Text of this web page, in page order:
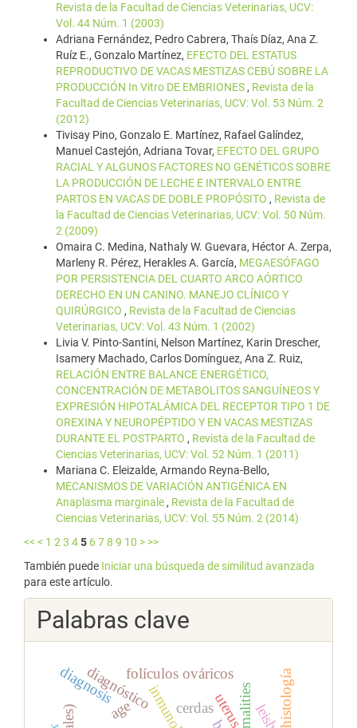
Revista de la Facultad de Ciencias Veterinarias, UCV:
Vol. 44 Núm. 1 (2003)
Adriana Fernández, Pedro Cabrera, Thaís Díaz, Ana Z.
Ruíz E., Gonzalo Martínez, EFECTO DEL ESTATUS
REPRODUCTIVO DE VACAS MESTIZAS CEBÚ SOBRE LA
PRODUCCIÓN In Vitro DE EMBRIONES, Revista de la
Facultad de Ciencias Veterinarias, UCV: Vol. 53 Núm. 2
(2012)
Tivisay Pino, Gonzalo E. Martínez, Rafael Galíndez,
Manuel Castejón, Adriana Tovar, EFECTO DEL GRUPO
RACIAL Y ALGUNOS FACTORES NO GENÉTICOS SOBRE
LA PRODUCCIÓN DE LECHE E INTERVALO ENTRE
PARTOS EN VACAS DE DOBLE PROPÓSITO , Revista de
la Facultad de Ciencias Veterinarias, UCV: Vol. 50 Núm.
2 (2009)
Omaira C. Medina, Nathaly W. Guevara, Héctor A. Zerpa,
Marleny R. Pérez, Herakles A. García, MEGAESÓFAGO
POR PERSISTENCIA DEL CUARTO ARCO AÓRTICO
DERECHO EN UN CANINO. MANEJO CLÍNICO Y
QUIRÚRGICO , Revista de la Facultad de Ciencias
Veterinarias, UCV: Vol. 43 Núm. 1 (2002)
Livia V. Pinto-Santini, Nelson Martínez, Karin Drescher,
Isamery Machado, Carlos Domínguez, Ana Z. Ruiz,
RELACIÓN ENTRE BALANCE ENERGÉTICO,
CONCENTRACIÓN DE METABOLITOS SANGUÍNEOS Y
EXPRESIÓN HIPOTALÁMICA DEL RECEPTOR TIPO 1 DE
OREXINA Y NEUROPÉPTIDO Y EN VACAS MESTIZAS
DURANTE EL POSTPARTO , Revista de la Facultad de
Ciencias Veterinarias, UCV: Vol. 52 Núm. 1 (2011)
Mariana C. Eleizalde, Armando Reyna-Bello,
MECANISMOS DE VARIACIÓN ANTIGÉNICA EN
Anaplasma marginale, Revista de la Facultad de
Ciencias Veterinarias, UCV: Vol. 55 Núm. 2 (2014)
<< < 1 23 45 678 9 10 > >>
También puede Iniciar una búsqueda de similitud avanzada
para este artículo.
Palabras clave
cerdasuterus
folículos ováricos
age
diagnóstico
diagnosis histología